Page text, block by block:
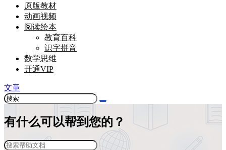
原版教材
动画视频
阅读绘本
教育百科
识字拼音
数学思维
开通VIP
文章
有什么可以帮到您的？